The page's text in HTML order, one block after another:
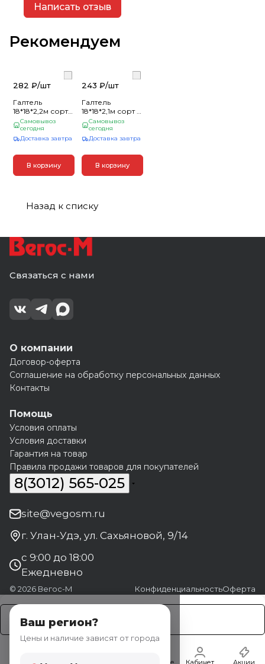
Написать отзыв
Рекомендуем
282 ₽/шт
Галтель
18*18*2,2м сорт
А Осина
Самовывоз
сегодня
Доставка завтра
В корзину
243 ₽/шт
Галтель
18*18*2,1м сорт А
Осина
Самовывоз
сегодня
Доставка завтра
В корзину
Назад к списку
Главная Каталог Избранные Кабинет Акции
Связаться с нами
О компании
Договор-оферта
Соглашение на обработку персональных данных
Контакты
Помощь
Условия оплаты
Условия доставки
Гарантия на товар
Правила продажи товаров для покупателей
8(3012) 565-025
site@vegosm.ru
г. Улан-Удэ, ул. Сахьяновой, 9/14
с 9:00 до 18:00
Ежедневно
© 2026 Вегос-М КонфиденциальностьОферта
Ваш регион?
Цены и наличие зависят от города